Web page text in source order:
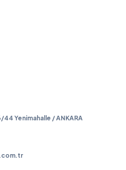
44 Yenimahalle / ANKARA